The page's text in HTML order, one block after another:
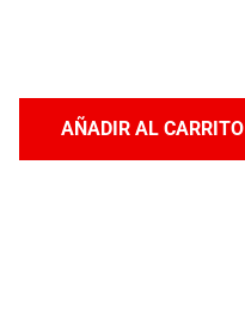
AÑADIR AL CARRITO